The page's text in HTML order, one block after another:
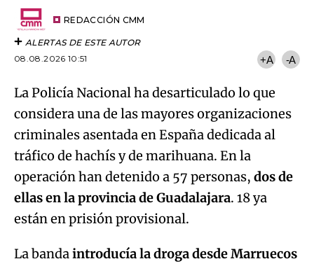
REDACCIÓN CMM
ALERTAS DE ESTE AUTOR
08.08.2026 10:51
+A -A
La Policía Nacional ha desarticulado lo que
considera una de las mayores organizaciones
criminales asentada en España dedicada al
tráfico de hachís y de marihuana. En la
operación han detenido a 57 personas, dos de
ellas en la provincia de Guadalajara. 18 ya
están en prisión provisional.
La bandaintroducía la droga desde Marruecos